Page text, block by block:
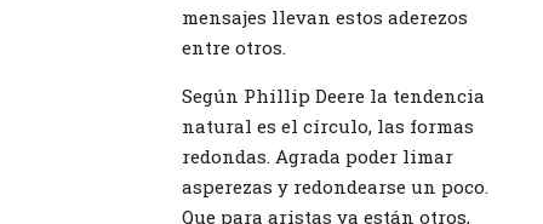
mensajes llevan estos aderezos
entre otros.
Según Phillip Deere la tendencia
natural es el círculo, las formas
redondas. Agrada poder limar
asperezas y redondearse un poco.
Que para aristas ya están otros,